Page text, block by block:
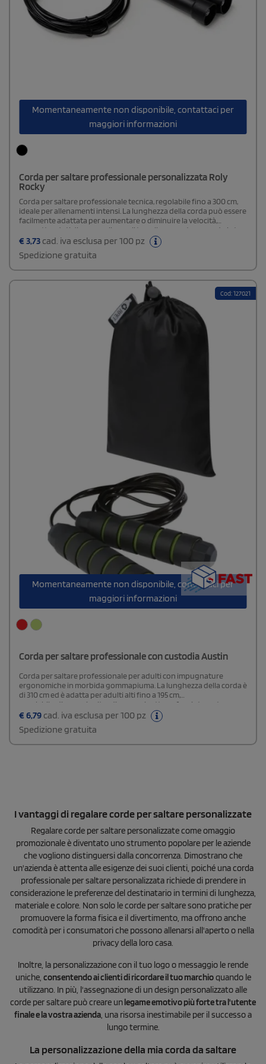
Momentaneamente non disponibile, contattaci per
maggiori informazioni
Corda per saltare professionale personalizzata Roly
Rocky
Corda per saltare professionale tecnica, regolabile fino a 300 cm,
ideale per allenamenti intensi. La lunghezza della corda può essere
facilmente adattata per aumentare o diminuire la velocità,
permettendoti di personalizzare il tuo allenamento secondo le tue
esigenze. Realizzata con materiali di alta qualità per garantire
durata e prestazioni ottimali. Include una pratica custodia con
coulisse per un comodo trasporto e conservazione, rendendola
perfetta per l'uso in palestra o all'aperto. Personalizzabile con il
logo della tua azienda, rappresenta un gadget promozionale utile
e di alto valore per clienti e dipendenti sportivi.
€ 3,73 cad. iva esclusa per 100 pz
Spedizione gratuita
Cod: 127021
Momentaneamente non disponibile, contattaci per
maggiori informazioni
Corda per saltare professionale con custodia Austin
Corda per saltare professionale per adulti con impugnature
ergonomiche in morbida gommapiuma. La lunghezza della corda è
di 310 cm ed è adatta per adulti alti fino a 195 cm,
regolabile, dispone inoltre di un cuscinetto a sfera integrato
caratterizzato da una rotazione di 360°. Fornita in una custodia da
21 x 14 cm realizzata in plastica PET riciclata, la cui superficie è ideale
per stampare un logo.
€ 6,79 cad. iva esclusa per 100 pz
Spedizione gratuita
I vantaggi di regalare corde per saltare personalizzate
Regalare corde per saltare personalizzate come omaggio
promozionale è diventato uno strumento popolare per le aziende
che vogliono distinguersi dalla concorrenza. Dimostrano che
un'azienda è attenta alle esigenze dei suoi clienti, poiché una corda
professionale per saltare personalizzata richiede di prendere in
considerazione le preferenze del destinatario in termini di lunghezza,
materiale e colore. Non solo le corde per saltare sono pratiche per
promuovere la forma fisica e il divertimento, ma offrono anche
comodità per i consumatori che possono allenarsi all'aperto o nella
privacy della loro casa.
Inoltre, la personalizzazione con il tuo logo o messaggio le rende
uniche, consentendo ai clienti di ricordare il tuo marchioquando le
utilizzano. In più, l'assegnazione di un design personalizzato alle
corde per saltare può creare unlegame emotivo più forte tra l'utente
finale e la vostra azienda, una risorsa inestimabile per il successo a
lungo termine.
La personalizzazione della mia corda da saltare